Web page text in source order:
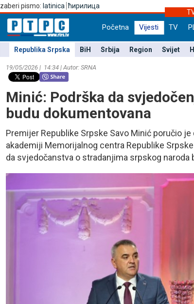
Izaberi pismo: latinica ћирилица
Početna Vijesti TV
Republika Srpska BiH Srbija Region Svijet
19/05/2026 | 14:34 | Autor: SRNA
Minić: Podrška da
budu dokumentovana
Premijer Republike Srpske Savo Minić poručio
akademiji Memorijalnog centra Republike
da svjedočanstva o stradanjima srpskog naroda